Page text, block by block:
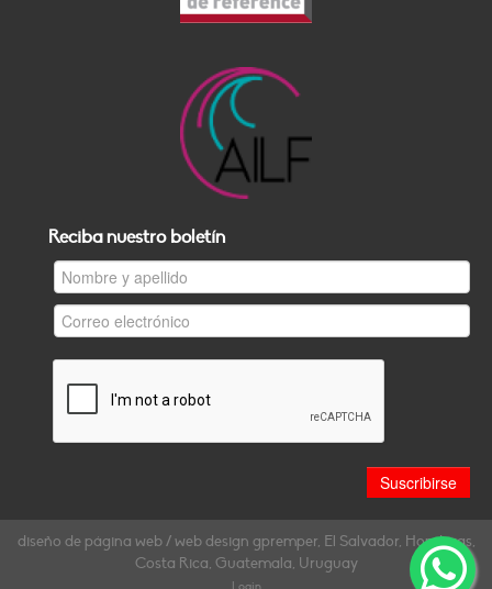
Reciba nuestro boletín
diseño de página web / web design gpremper, El Salvador, Honduras,
Costa Rica, Guatemala, Uruguay
Login